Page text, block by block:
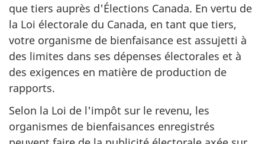
que tiers auprès d'Élections Canada. En vertu de
la Loi électorale du Canada, en tant que tiers,
votre organisme de bienfaisance est assujetti à
des limites dans ses dépenses électorales et à
des exigences en matière de production de
rapports.
Selon la Loi de l'impôt sur le revenu, les
organismes de bienfaisances enregistrés